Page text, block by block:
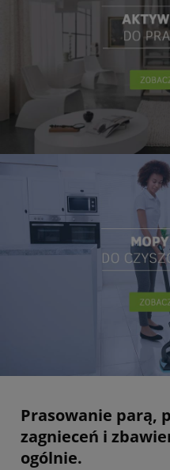
Prasowanie parą,
zagnieceń i
ogólnie.